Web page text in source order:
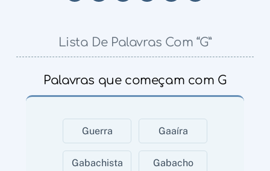
Lista De Palavras Com “G”
Palavras que começam com G
Guerra Gaaíra
Gabachista Gabacho